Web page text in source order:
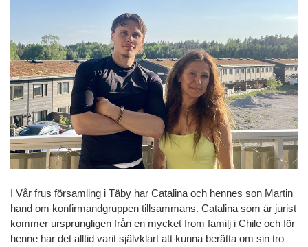
I Vår frus församling i Täby har Catalina och hennes son Martin
hand om konfirmandgruppen tillsammans. Catalina som är jurist
kommer ursprungligen från en mycket from familj i Chile och för
henne har det alltid varit självklart att kunna berätta om sin tro